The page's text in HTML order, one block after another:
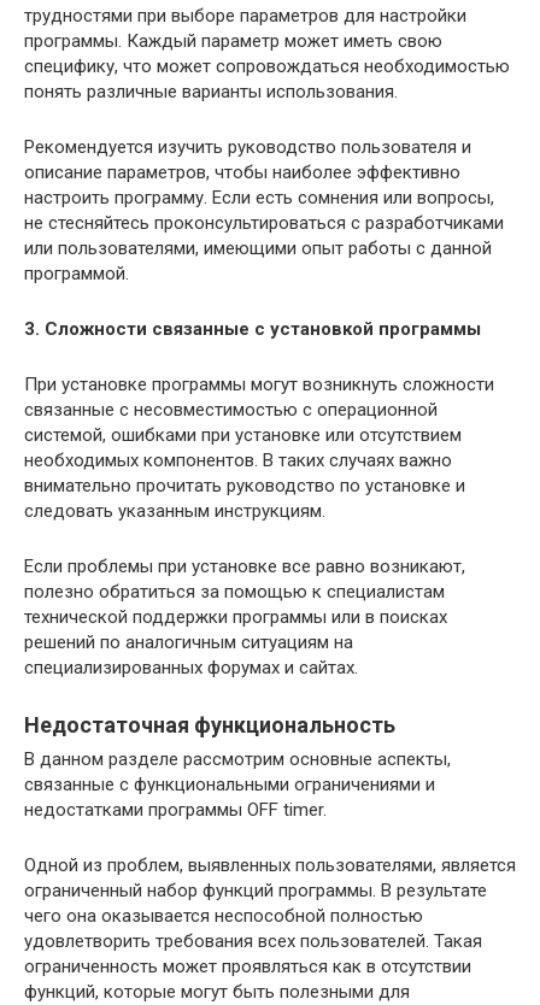
трудностями при выборе параметров для настройки
программы. Каждый параметр может иметь свою
специфику, что может сопровождаться необходимостью
понять различные варианты использования.
Рекомендуется изучить руководство пользователя и
описание параметров, чтобы наиболее эффективно
настроить программу. Если есть сомнения или вопросы,
не стесняйтесь проконсультироваться с разработчиками
или пользователями, имеющими опыт работы с данной
программой.
3. Сложности связанные с установкой программы
При установке программы могут возникнуть сложности
связанные с несовместимостью с операционной
системой, ошибками при установке или отсутствием
необходимых компонентов. В таких случаях важно
внимательно прочитать руководство по установке и
следовать указанным инструкциям.
Если проблемы при установке все равно возникают,
полезно обратиться за помощью к специалистам
технической поддержки программы или в поисках
решений по аналогичным ситуациям на
специализированных форумах и сайтах.
Недостаточная функциональность
В данном разделе рассмотрим основные аспекты,
связанные с функциональными ограничениями и
недостатками программы OFF timer.
Одной из проблем, выявленных пользователями, является
ограниченный набор функций программы. В результате
чего она оказывается неспособной полностью
удовлетворить требования всех пользователей. Такая
ограниченность может проявляться как в отсутствии
функций, которые могут быть полезными для